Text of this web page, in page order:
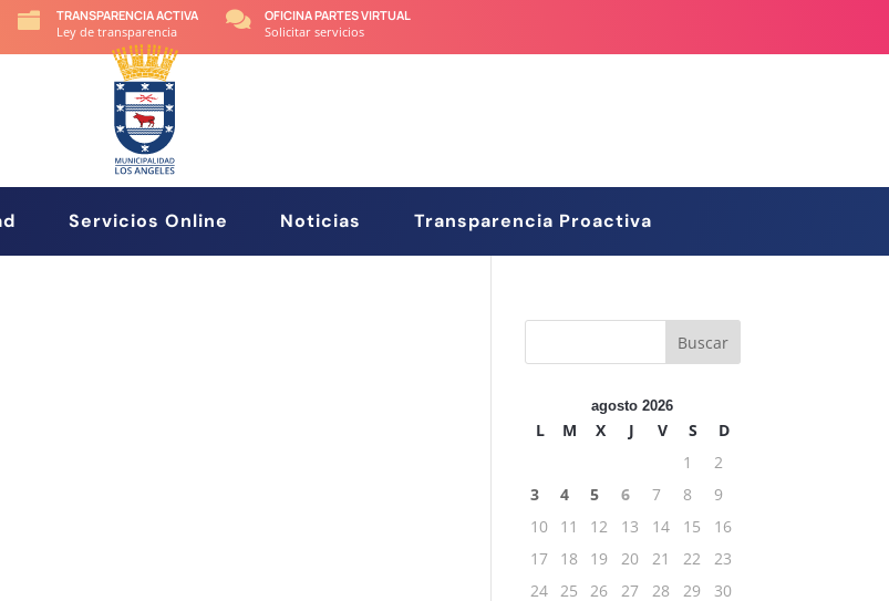

TRANSPARENCIA ACTIVA
Ley de transparencia

OFICINA PARTES VIRTUAL
Solicitar servicios
Servicios Online Noticias Transparencia Proactiva
agosto 2026
L M X J V S
D
1
2
3
4 5 6 7 8
9
10
11 12 13 14 15
16
17
18 19 20 21 22
23
24 25 26 27 28 29
30